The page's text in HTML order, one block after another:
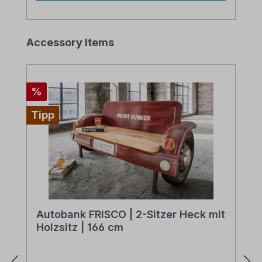
Produktgalerie überspringen
Accessory Items
Rabatt
%
Tipp
Autobank FRISCO | 2-Sitzer Heck mit
Holzsitz | 166 cm